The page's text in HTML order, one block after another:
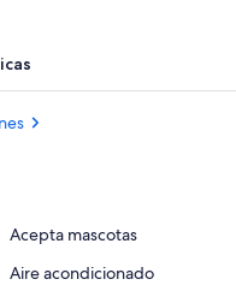
Acepta mascotas
Aire acondicionado